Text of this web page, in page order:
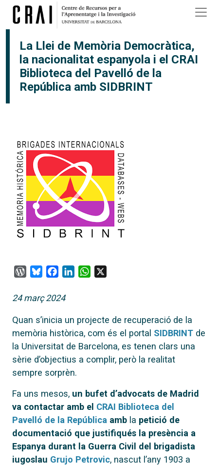
Vés al contingut
La Llei de Memòria Democràtica,
la nacionalitat espanyola i el CRAI
Biblioteca del Pavelló de la
República amb SIDBRINT
WordPress
BlueskyFacebook
LinkedInWhatsApp
24 març 2024
Quan s’inicia un projecte de recuperació de la
memòria històrica, com és el portal SIDBRINT de
la Universitat de Barcelona, es tenen clars una
sèrie d’objectius a complir, però la realitat
sempre sorprèn.
Fa uns mesos, un bufet d’advocats de Madrid
va contactar amb el CRAI Biblioteca del
Pavelló de la República amb la petició de
documentació que justifiqués la presència a
Espanya durant la Guerra Civil del brigadista
iugoslau Grujo Petrovic, nascut l’any 1903 a
×